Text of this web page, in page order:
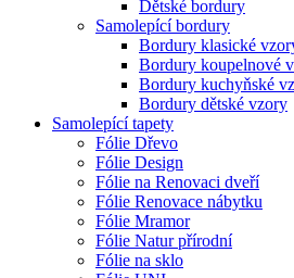
Dětské bordury
Samolepící bordury
Bordury klasické
Bordury koupelnové
Bordury kuchyňské
Bordury dětské vzory
Samolepící tapety
Fólie Dřevo
Fólie Design
Fólie na Renovaci dveří
Fólie Renovace nábytku
Fólie Mramor
Fólie Natur přírodní
Fólie na sklo